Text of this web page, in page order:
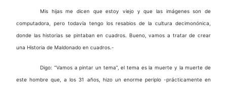
Mis hijas me dicen que estoy viejo y que las imágenes son de
computadora, pero todavía tengo los resabios de la cultura decimonónica,
donde las historias se pintaban en cuadros. Bueno, vamos a tratar de crear
una Historia de Maldonado en cuadros.-
Digo: “Vamos a pintar un tema”, el tema es la muerte y la muerte de
este hombre que, a los 31 años, hizo un enorme periplo -prácticamente en